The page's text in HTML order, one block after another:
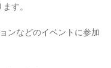
す。
ンなどのイベントに参加